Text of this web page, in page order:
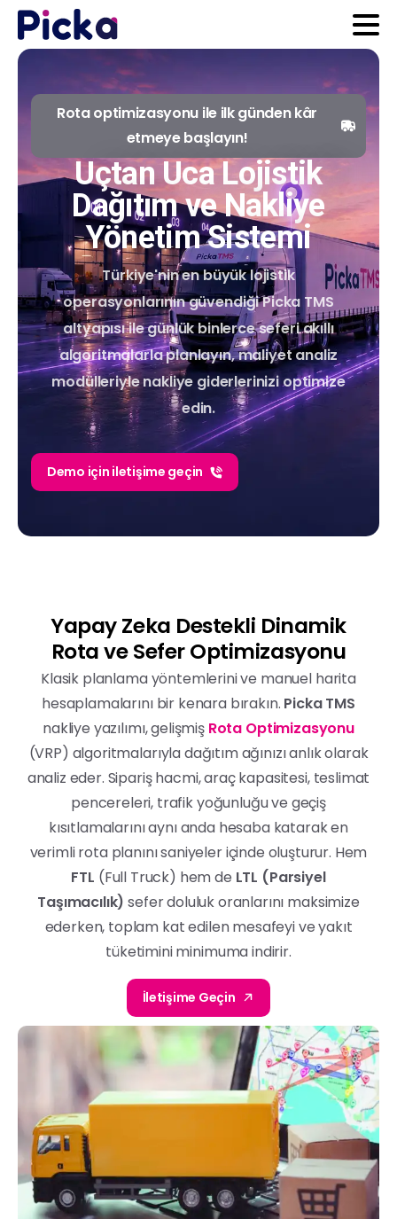
Rota optimizasyonu ile ilk günden kâr
etmeye başlayın!
Uçtan Uca Lojistik
Dağıtım ve Nakliye
Yönetim Sistemi
Türkiye'nin en büyük lojistik
operasyonlarının güvendiği Picka TMS
altyapısı ile günlük binlerce seferi akıllı
algoritmalarla planlayın, maliyet analiz
modülleriyle nakliye giderlerinizi optimize
edin.
Demo için iletişime geçin
YapayZeka Destekli Dinamik
RotaveSeferOptimizasyonu
Klasik planlama yöntemlerini ve manuel harita
hesaplamalarını bir kenara bırakın. Picka TMS
nakliye yazılımı, gelişmiş Rota Optimizasyonu
(VRP) algoritmalarıyla dağıtım ağınızı anlık olarak
analiz eder. Sipariş hacmi, araç kapasitesi, teslimat
pencereleri, trafik yoğunluğu ve geçiş
kısıtlamalarını aynı anda hesaba katarak en
verimli rota planını saniyeler içinde oluşturur. Hem
FTL (Full Truck) hem de LTL (Parsiyel
Taşımacılık)sefer doluluk oranlarını maksimize
ederken, toplam kat edilen mesafeyi ve yakıt
tüketimini minimuma indirir.
İletişime Geçin